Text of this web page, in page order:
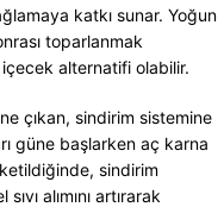
katkı sunar. Yoğun
toparlanmak
içecek alternatifi olabilir.
çıkan, sindirim sistemine
güne başlarken aç karna
sindirim
alımını artırarak